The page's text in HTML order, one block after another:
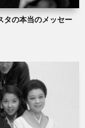
タの本当のメッセー